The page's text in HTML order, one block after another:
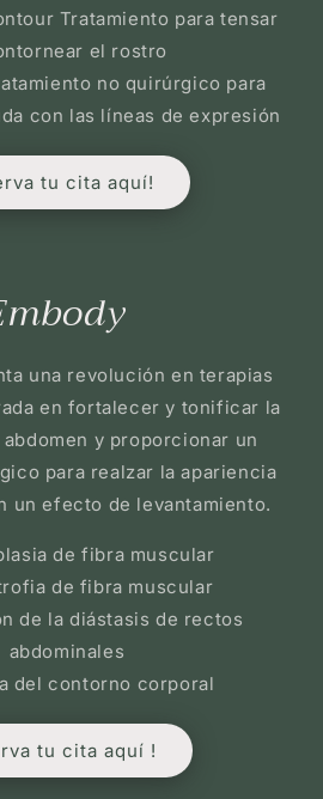
Tratamiento para tensar
el rostro
no quirúrgico para
con las líneas de expresión
tu cita aquí!
una revolución en terapias
en fortalecer y tonificar la
y proporcionar un
para realzar la apariencia
un efecto de levantamiento.
de fibra muscular
de fibra muscular
de la diástasis de rectos
abdominales
del contorno corporal
tu cita aquí !